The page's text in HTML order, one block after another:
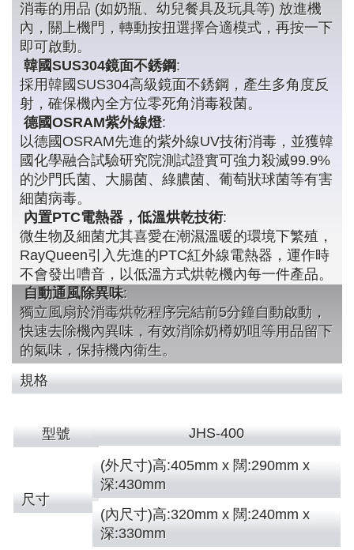
消毒的用品 (如奶瓶、幼兒餐具及玩具等) 放進機
內，關上機門，轉動按扭選擇合適模式，再按一下
即可啟動。
韓國SUS304鏡面不銹鋼:
採用韓國SUS304高級鏡面不銹鋼，產生多角度反
射，確保機內全方位零死角消毒殺菌。
德國OSRAM紫外線燈:
以德國OSRAM先進的紫外線UV技術消毒，並獲韓
國化學融合試驗研究院測試證實可強力殺滅99.9%
的沙門氏菌、大腸菌、綠膿菌、葡萄狀球菌等有害
細菌病毒。
內置PTC電熱器，低溫烘乾技術:
微生物及細菌尤其喜愛在潮濕溫暖的環境下繁殖，
RayQueen引入先進的PTC紅外線電熱器，運作時
不會發出嘈音，以低溫方式烘乾機內每一件產品。
自動通風除異味:
獨立風扇於消毒烘乾程序完結前5分鐘自動啟動，
快速去除機內異味，有效消除奶樽奶咀等用品留下
的氣味，保持機內衛生。
規格
型號 JHS-400
尺寸
(外尺寸)高:405mm x 闊:290mm x
深:430mm
(內尺寸)高:320mm x 闊:240mm x
深:330mm